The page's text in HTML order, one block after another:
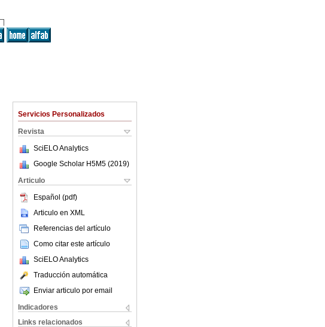
Servicios Personalizados
Revista
SciELO Analytics
Google Scholar H5M5 (2019)
Articulo
Español (pdf)
Articulo en XML
Referencias del artículo
Como citar este artículo
SciELO Analytics
Traducción automática
Enviar articulo por email
Indicadores
Links relacionados